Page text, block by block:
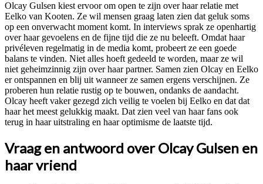
Olcay Gulsen kiest ervoor om open te zijn over haar relatie met
Eelko van Kooten. Ze wil mensen graag laten zien dat geluk soms
op een onverwacht moment komt. In interviews sprak ze openhartig
over haar gevoelens en de fijne tijd die ze nu beleeft. Omdat haar
privéleven regelmatig in de media komt, probeert ze een goede
balans te vinden. Niet alles hoeft gedeeld te worden, maar ze wil
niet geheimzinnig zijn over haar partner. Samen zien Olcay en Eelko
er ontspannen en blij uit wanneer ze samen ergens verschijnen. Ze
proberen hun relatie rustig op te bouwen, ondanks de aandacht.
Olcay heeft vaker gezegd zich veilig te voelen bij Eelko en dat dat
haar het meest gelukkig maakt. Dat zien veel van haar fans ook
terug in haar uitstraling en haar optimisme de laatste tijd.
Vraag en antwoord over Olcay Gulsen en
haar vriend